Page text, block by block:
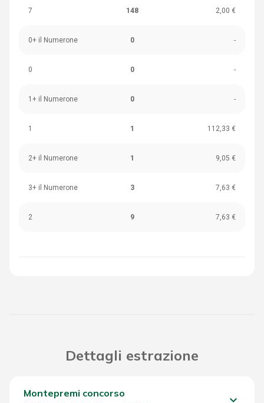
7 148 2,00 €
0+ il Numerone 0 -
0 0 -
1+ il Numerone 0 -
1 1 112,33 €
2+ il Numerone 1 9,05 €
3+ il Numerone 3 7,63 €
2 9 7,63 €
Dettagli estrazione
Montepremi concorso
keyboard_arrow_down